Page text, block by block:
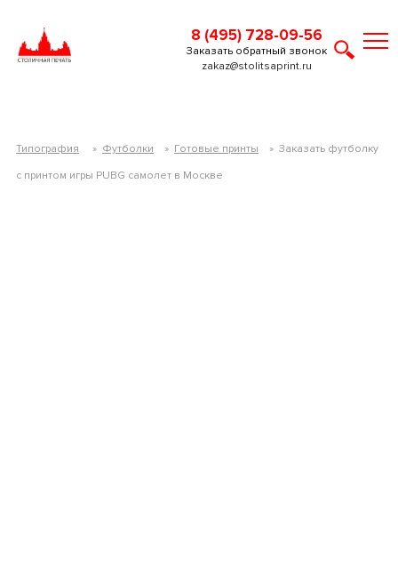
8 (495) 728-09-56
zakaz@stolitsaprint.ru
Заказать обратный звонок
Типография » Футболки » Готовые принты » Заказать футболку
c принтом игры PUBG самолет в Москве